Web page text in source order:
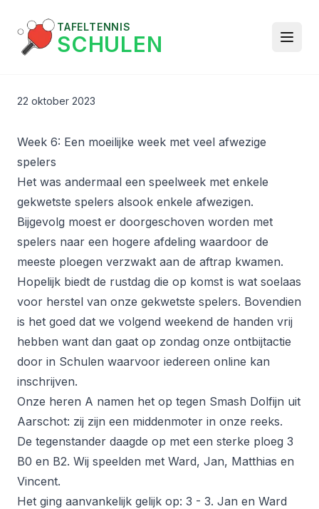
TAFELTENNIS
SCHULEN
22 oktober 2023
Week 6: Een moeilijke week met veel afwezige
spelers
Het was andermaal een speelweek met enkele
gekwetste spelers alsook enkele afwezigen.
Bijgevolg moest er doorgeschoven worden met
spelers naar een hogere afdeling waardoor de
meeste ploegen verzwakt aan de aftrap kwamen.
Hopelijk biedt de rustdag die op komst is wat soelaas
voor herstel van onze gekwetste spelers. Bovendien
is het goed dat we volgend weekend de handen vrij
hebben want dan gaat op zondag onze ontbijtactie
door in Schulen waarvoor iedereen online kan
inschrijven.
Onze heren A namen het op tegen Smash Dolfijn uit
Aarschot: zij zijn een middenmoter in onze reeks.
De tegenstander daagde op met een sterke ploeg 3
B0 en B2. Wij speelden met Ward, Jan, Matthias en
Vincent.
Het ging aanvankelijk gelijk op: 3 - 3. Jan en Ward